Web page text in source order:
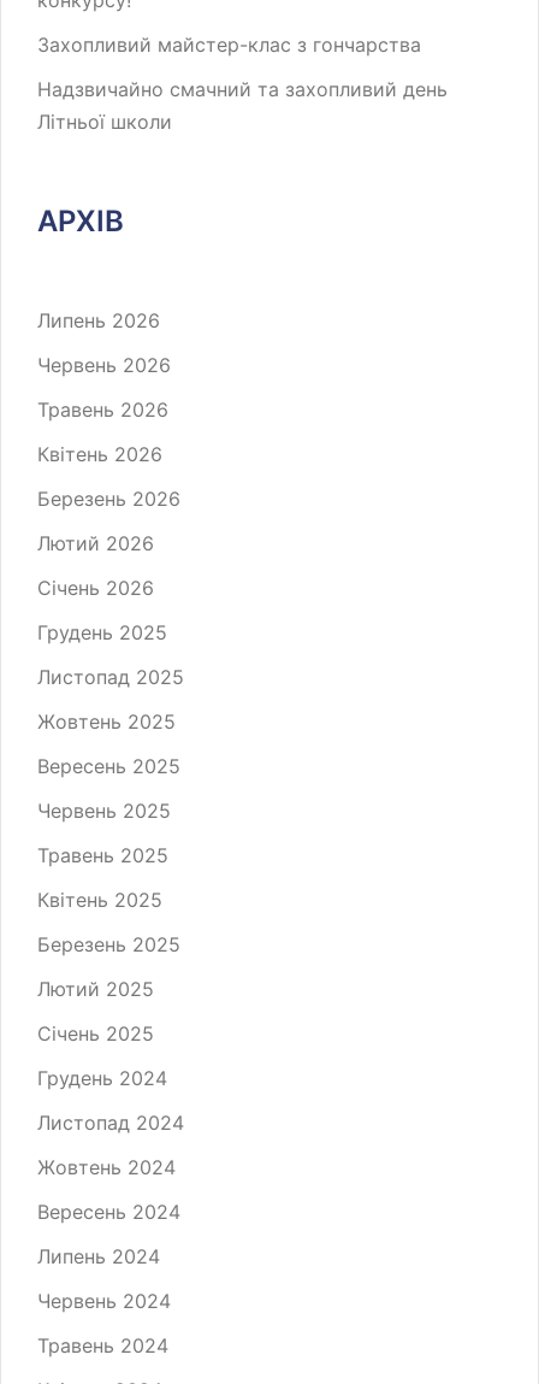
Захопливий майстер-клас з гончарства
Надзвичайно смачний та захопливий день
Літньої школи
АРХІВ
Липень 2026
Червень 2026
Травень 2026
Квітень 2026
Березень 2026
Лютий 2026
Січень 2026
Грудень 2025
Листопад 2025
Жовтень 2025
Вересень 2025
Червень 2025
Травень 2025
Квітень 2025
Березень 2025
Лютий 2025
Січень 2025
Грудень 2024
Листопад 2024
Жовтень 2024
Вересень 2024
Липень 2024
Червень 2024
Травень 2024